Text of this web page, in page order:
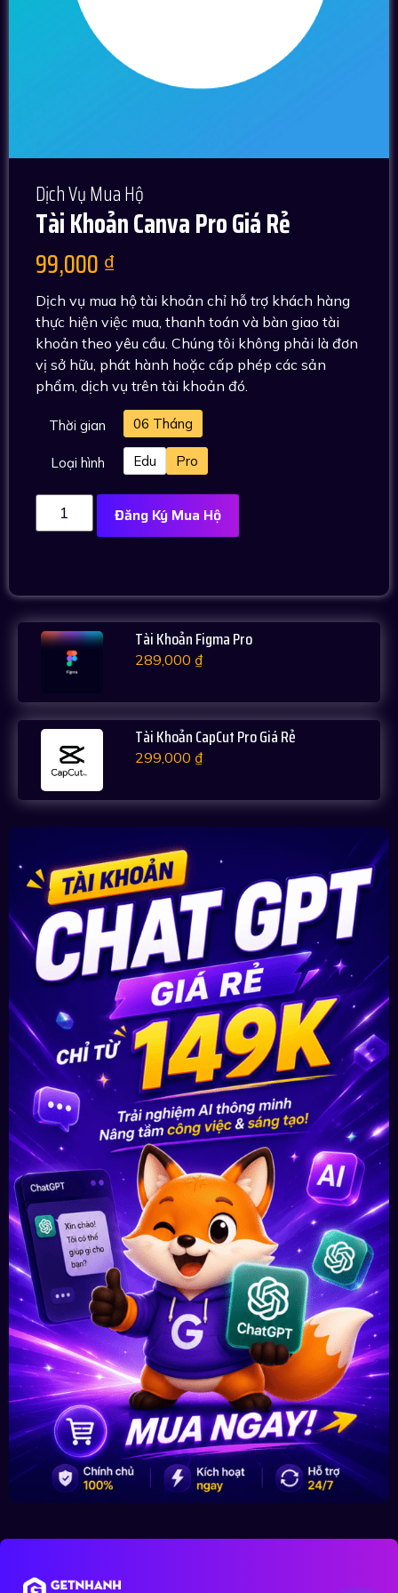
Dịch Vụ Mua Hộ
Tài Khoản Canva Pro Giá Rẻ
99,000₫
Dịch vụ mua hộ tài khoản chỉ hỗ trợ khách hàng
thực hiện việc mua, thanh toán và bàn giao tài
khoản theo yêu cầu. Chúng tôi không phải là đơn
vị sở hữu, phát hành hoặc cấp phép các sản
phẩm, dịch vụ trên tài khoản đó.
Thời gian 06 Tháng
Loại hình Edu Pro
Đăng Ký Mua Hộ
Tài Khoản Figma Pro
289,000 ₫
Tài Khoản CapCut Pro Giá Rẻ
299,000 ₫